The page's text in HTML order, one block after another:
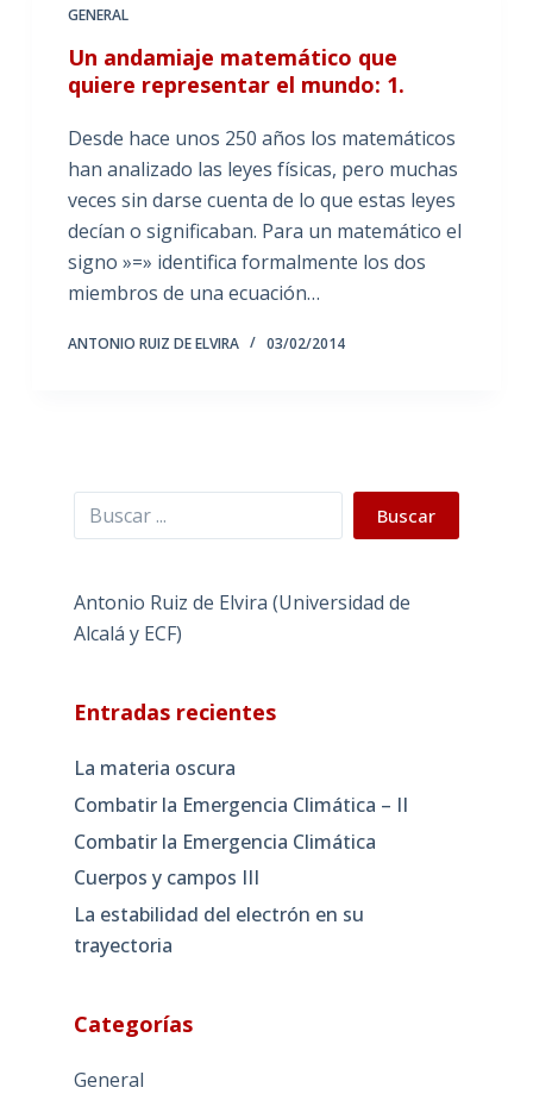
GENERAL
Un andamiaje matemático que
quiere representar el mundo: 1.
Desde hace unos 250 años los matemáticos
han analizado las leyes físicas, pero muchas
veces sin darse cuenta de lo que estas leyes
decían o significaban. Para un matemático el
signo »=» identifica formalmente los dos
miembros de una ecuación…
ANTONIO RUIZ DE ELVIRA 03/02/2014
Buscar Buscar
Antonio Ruiz de Elvira (Universidad de
Alcalá y ECF)
Entradas recientes
La materia oscura
Combatir la Emergencia Climática – II
Combatir la Emergencia Climática
Cuerpos y campos III
La estabilidad del electrón en su
trayectoria
Categorías
General